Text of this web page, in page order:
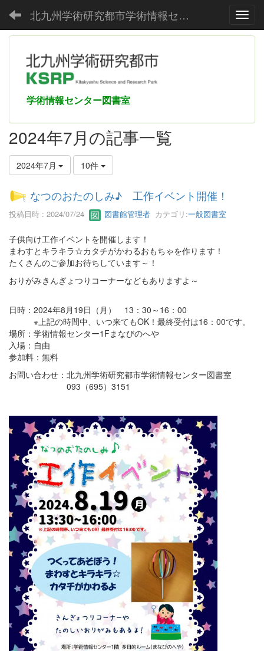
北九州学術研究都市学術情報センター
学術情報センター図書室
2024年7月の記事一覧
2024年7月 10件
なつのおたのしみ♪ 工作イベント開催！
投稿日時 : 2024/07/24 図書館管理者 カテゴリ:一般図書室
子供向け工作イベントを開催します！
まわすとキラキラ☆カタチがかわるおもちゃを作ります！
たくさんのご参加お待ちしています～！
おりがみきんぎょつりコーナーなどもありますよ～
日時：2024年8月19日（月） 13：30～16：00
※上記の時間中、いつ来てもOK！最終受付は16：00です。
場所：学術情報センター1Fまなびのへや
入場：自由
参加料：無料
お問い合わせ：北九州学術研究都市学術情報センター図書室
093（695）3151